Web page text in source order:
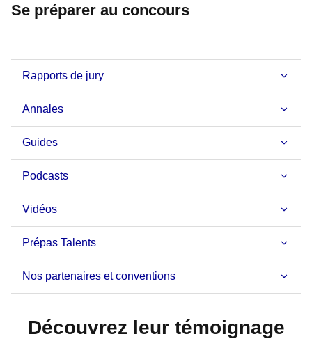
Se préparer au concours
Rapports de jury
Annales
Guides
Podcasts
Vidéos
Prépas Talents
Nos partenaires et conventions
Découvrez leur témoignage